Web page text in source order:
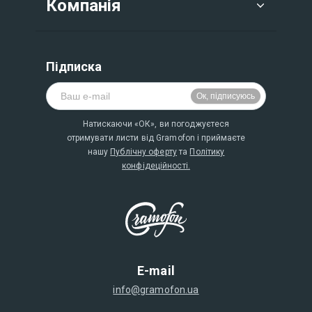
E-mail
info@gramofon.ua
Компанія
Підписка
Натискаючи «ОК», ви погоджуєтеся
отримувати листи від Gramofon і приймаєте
нашу Публічну офертута Політику
конфідеційності.